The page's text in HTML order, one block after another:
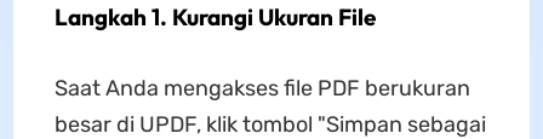
Langkah 1. Kurangi Ukuran File
Saat Anda mengakses file PDF berukuran
besar di UPDF, klik tombol "Simpan sebagai